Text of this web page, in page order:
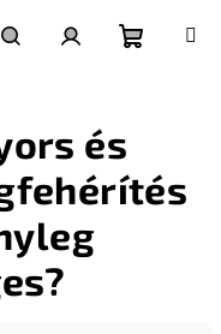
és